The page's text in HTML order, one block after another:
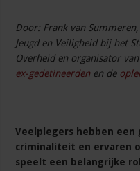
Door: Frank van
Jeugd en Veiligheid bij het
Overheid en organisator
ex-gedetineerdenen de
Veelplegers hebben
criminaliteit en ervaren
speelt een belangrijke